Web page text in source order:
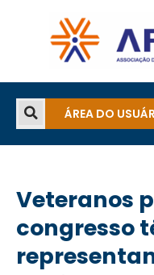
ÁREA DO
Veteranos
congresso